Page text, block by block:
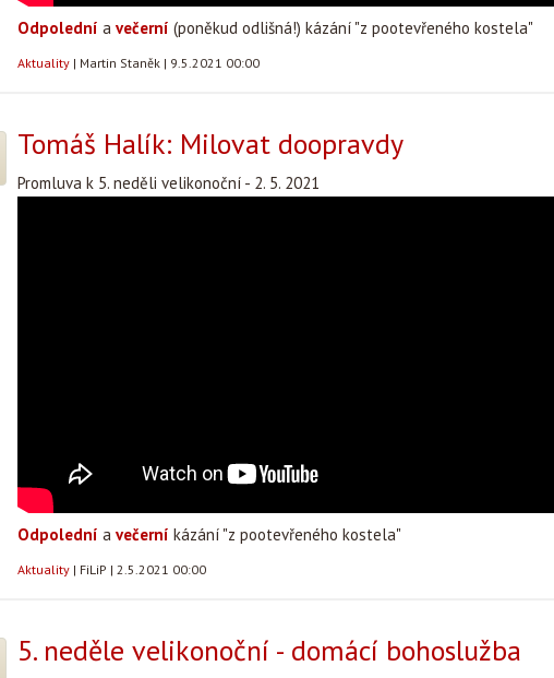
Odpolední a večerní (poněkud odlišná!) kázání "z pootevřeného kostela"
Aktuality | Martin Staněk | 9.5.2021 00:00
Tomáš Halík: Milovat doopravdy
Promluva k 5. neděli velikonoční - 2. 5. 2021
Odpolední a večerní kázání "z pootevřeného kostela"
Aktuality | FiLiP | 2.5.2021 00:00
5. neděle velikonoční - domácí bohoslužba